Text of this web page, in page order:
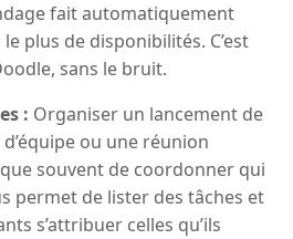
fait automatiquement
plus de disponibilités. C’est
sans le bruit.
: Organiser un lancement de
ou une réunion
souvent de coordonner qui
permet de lister des tâches et
s’attribuer celles qu’ils